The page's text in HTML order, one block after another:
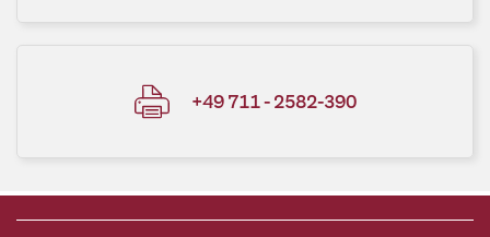
+49 711 - 2582-390